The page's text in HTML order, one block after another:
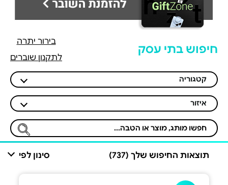
חיפוש בתי עסק
בירור יתרה
לתקנון שוברים
קטגוריה
איזור
תוצאות החיפוש שלך (737) סינון לפי